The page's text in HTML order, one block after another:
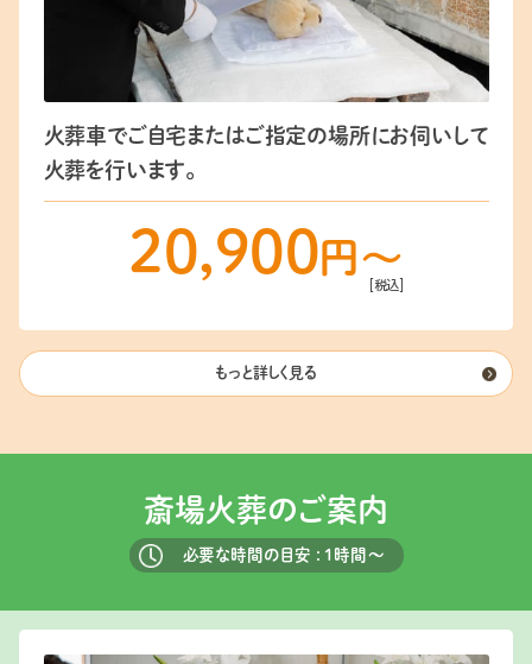
火葬車でご自宅またはご指定の場所にお伺いして
火葬を行います。
20,900円〜
[税込]
もっと詳しく見る
斎場火葬のご案内
必要な時間の目安 : 1時間〜